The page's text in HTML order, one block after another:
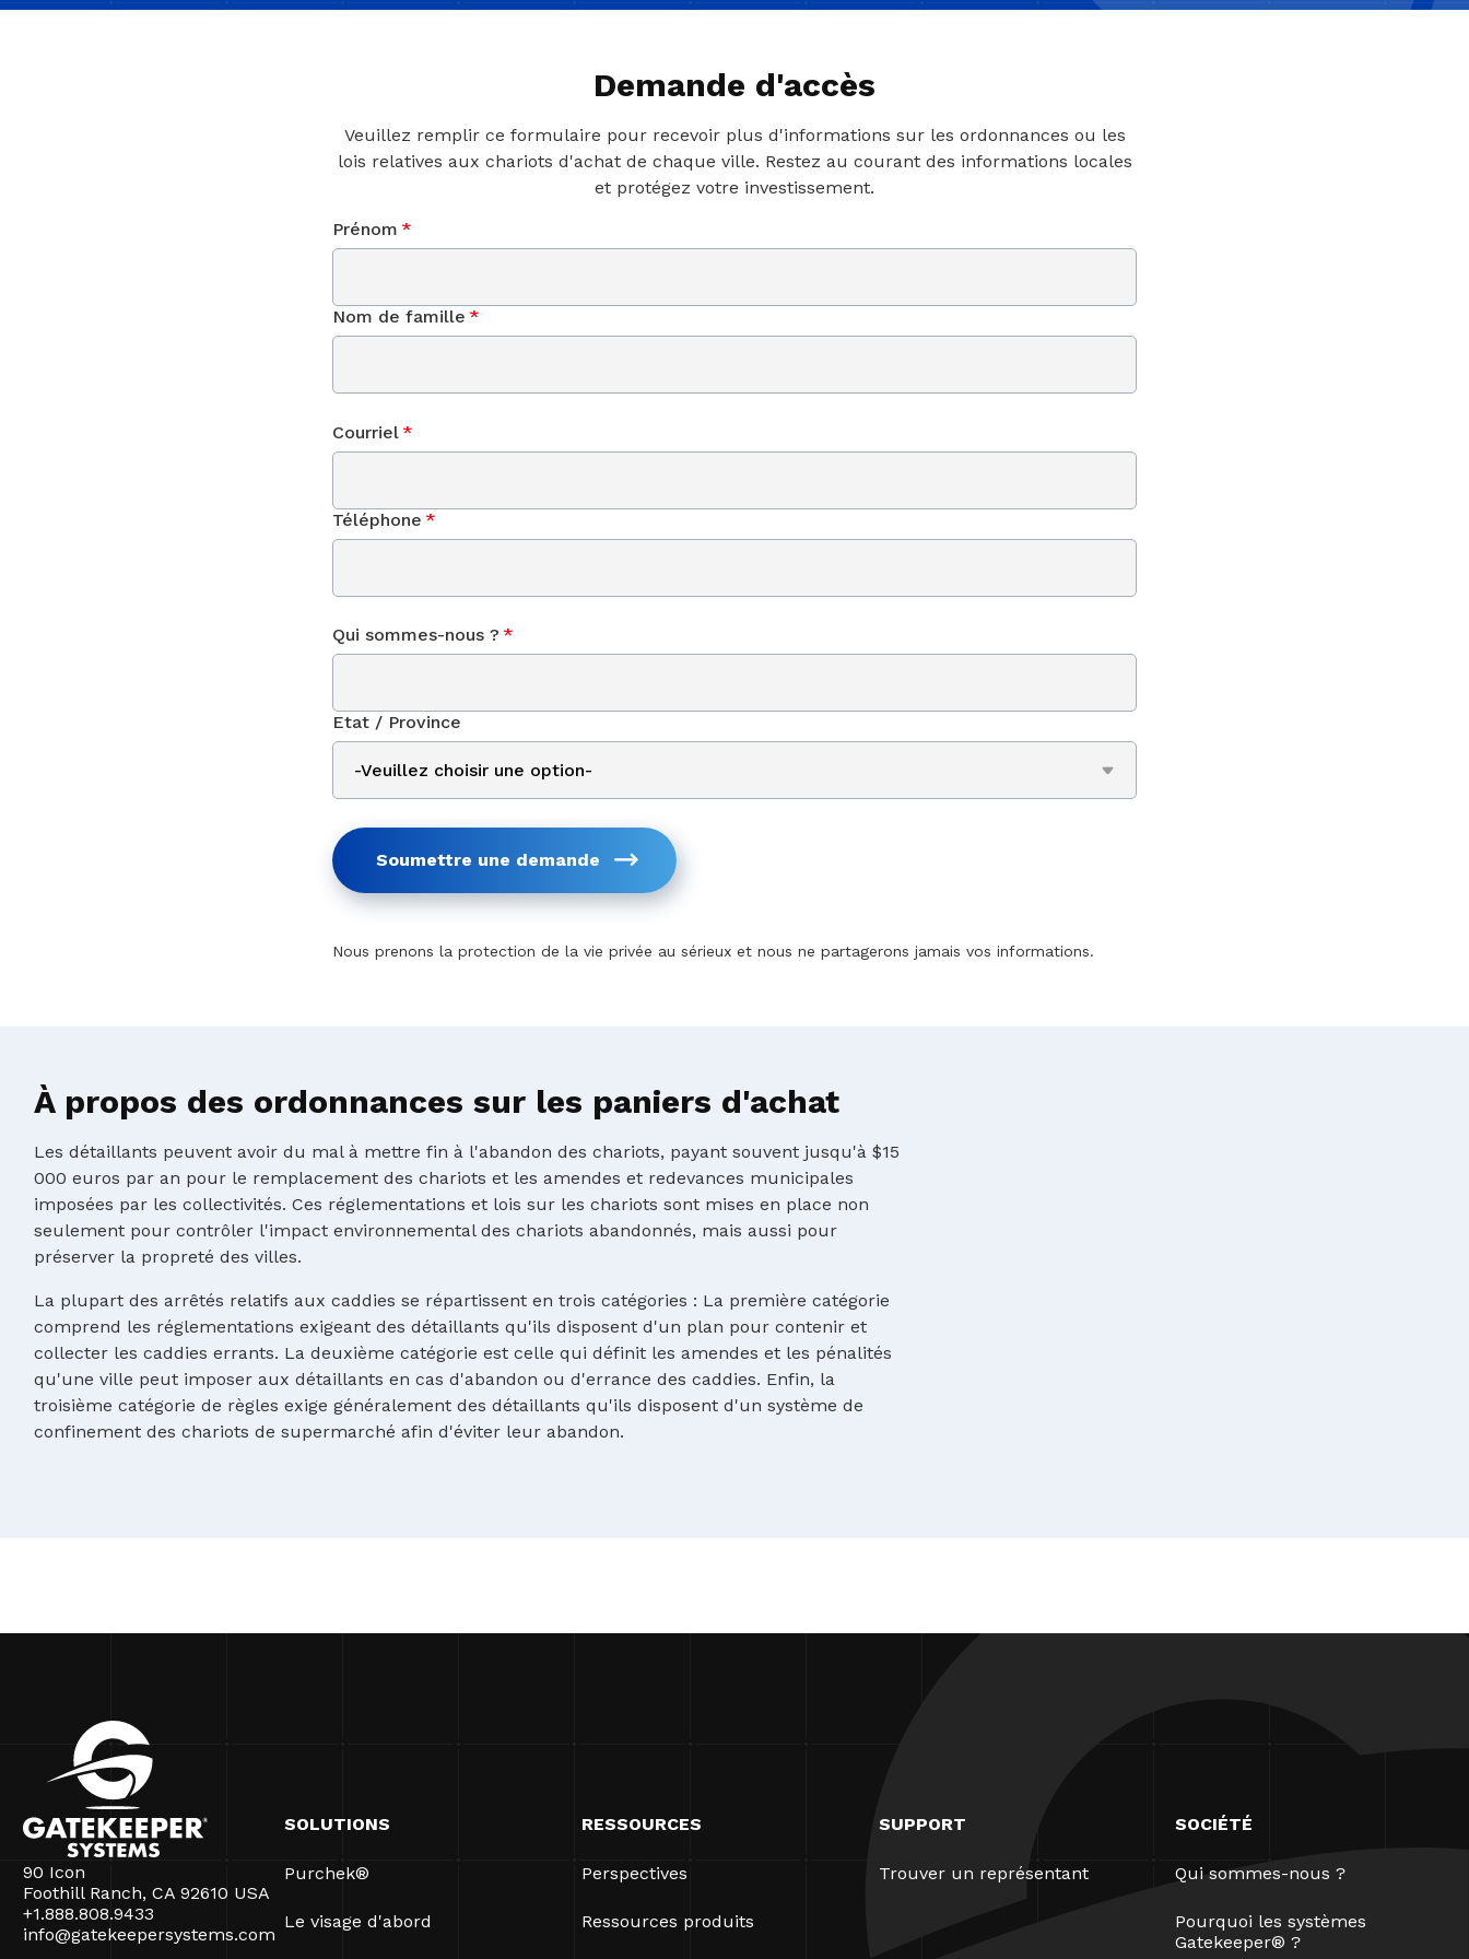
Demande d'accès
Veuillez remplir ce formulaire pour recevoir plus d'informations sur les ordonnances ou les
lois relatives aux chariots d'achat de chaque ville. Restez au courant des informations locales
et protégez votre investissement.
Prénom *
Nom de famille *
Courriel *
Téléphone *
Qui sommes-nous ? *
Etat / Province
Soumettre une demande
Nous prenons la protection de la vie privée au sérieux et nous ne partagerons jamais vos informations.
À propos des ordonnances sur les paniers d'achat
Les détaillants peuvent avoir du mal à mettre fin à l'abandon des chariots, payant souvent jusqu'à $15
000 euros par an pour le remplacement des chariots et les amendes et redevances municipales
imposées par les collectivités. Ces réglementations et lois sur les chariots sont mises en place non
seulement pour contrôler l'impact environnemental des chariots abandonnés, mais aussi pour
préserver la propreté des villes.
La plupart des arrêtés relatifs aux caddies se répartissent en trois catégories : La première catégorie
comprend les réglementations exigeant des détaillants qu'ils disposent d'un plan pour contenir et
collecter les caddies errants. La deuxième catégorie est celle qui définit les amendes et les pénalités
qu'une ville peut imposer aux détaillants en cas d'abandon ou d'errance des caddies. Enfin, la
troisième catégorie de règles exige généralement des détaillants qu'ils disposent d'un système de
confinement des chariots de supermarché afin d'éviter leur abandon.
90 Icon
Foothill Ranch, CA 92610 USA
+1.888.808.9433
info@gatekeepersystems.com
SOLUTIONS
Purchek®
Le visage d'abord
RESSOURCES
Perspectives
Ressources produits
SUPPORT
Trouver un représentant
SOCIÉTÉ
Qui sommes-nous ?
Pourquoi les systèmes
Gatekeeper® ?